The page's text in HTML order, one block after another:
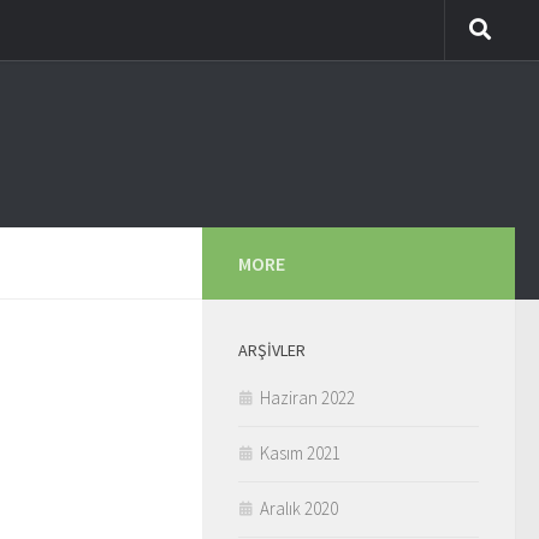
MORE
ARŞIVLER
Haziran 2022
Kasım 2021
Aralık 2020